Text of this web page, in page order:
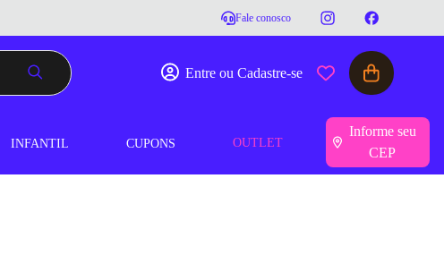
Fale conosco
Entre ou Cadastre-se
INFANTIL CUPONS OUTLET
Informe seu
CEP